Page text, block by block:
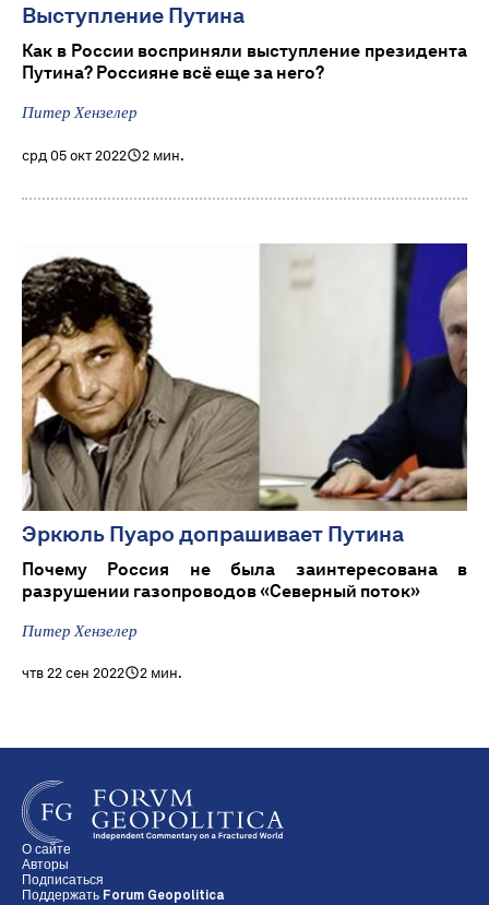
Выступление Путина
Как в России восприняли выступление президента
Путина? Россияне всё еще за него?
Питер Хензелер
срд 05 окт 2022 2 мин.
Эркюль Пуаро допрашивает Путина
Почему Россия не была заинтересована в
разрушении газопроводов «Северный поток»
Питер Хензелер
чтв 22 сен 2022 2 мин.
О сайте
Авторы
Подписаться
Поддержать Forum Geopolitica